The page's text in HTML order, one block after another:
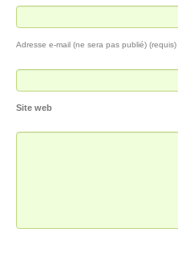
Adresse e-mail (ne sera pas publié) (requis)
Site web